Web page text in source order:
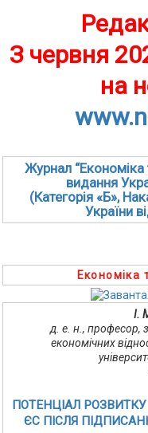
З червня
на
Журнал
видання
(Категорія «Б»,
України
І.
д. е. н., професор,
економічних
ПОТЕНЦІАЛ
ЄС ПІСЛЯ